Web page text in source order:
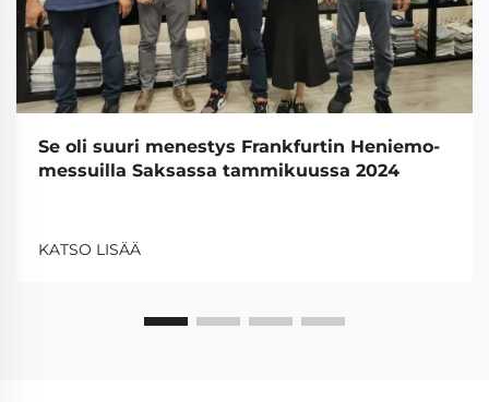
Se oli suuri menestys Frankfurtin Heniemo-
messuilla Saksassa tammikuussa 2024
KATSO LISÄÄ